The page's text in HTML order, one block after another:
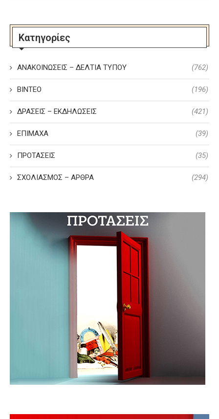
Κατηγορίες
ΑΝΑΚΟΙΝΩΣΕΙΣ – ΔΕΛΤΙΑ ΤΥΠΟΥ (762)
ΒΙΝΤΕΟ (196)
ΔΡΑΣΕΙΣ – ΕΚΔΗΛΩΣΕΙΣ (421)
ΕΠΙΜΑΧΑ (39)
ΠΡΟΤΑΣΕΙΣ (35)
ΣΧΟΛΙΑΣΜΟΣ – ΑΡΘΡΑ (294)